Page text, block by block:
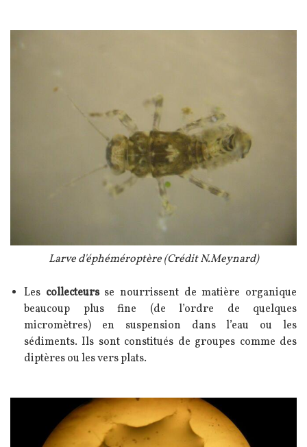
LégendeLarve d'éphéméroptère (Crédit N.Meynard)
Texte
Les collecteursse nourrissent de matière organique
beaucoup plus fine (de l’ordre de quelques
micromètres) en suspension dans l’eau ou les
sédiments. Ils sont constitués de groupes comme des
diptères ou les vers plats.